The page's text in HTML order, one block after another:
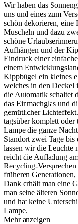
Wir haben das
uns und eines zum
schön dekorieren, eine
Muscheln und dazu
schöne
Aufhängen und der
Eindruck einer
einem
Kippbügel ein kleines
welches in den Deckel
die Automatik schaltet
das Einmachglas und
gemütlicher
tagsüber komplett oder
Lampe die ganze
Standort zwei Tage bis
lassen wir die Leuchte
reicht die Aufladung
Recycling-
früheren
Dank erhält man eine
man seine älteren
und hat keine
Lampe.
Mehr anzeigen